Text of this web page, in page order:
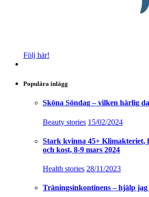
Följ här!
Populära inlägg
Sköna Söndag – vilken härlig
Beauty stories 15/02/2024
Stark kvinna 45+ Klimakteriet,
och kost, 8-9 mars 2024
Health stories 28/11/2023
Träningsinkontinens – hjälp jag